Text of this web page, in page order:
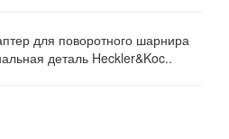
для поворотного шарнира
деталь Heckler&Koc..